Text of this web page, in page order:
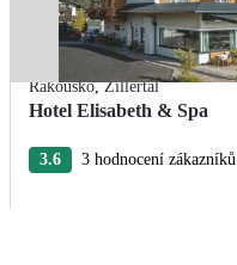
Rakousko,Zillertal
Hotel Elisabeth & Spa
3.6
3 hodnocení zákazníků